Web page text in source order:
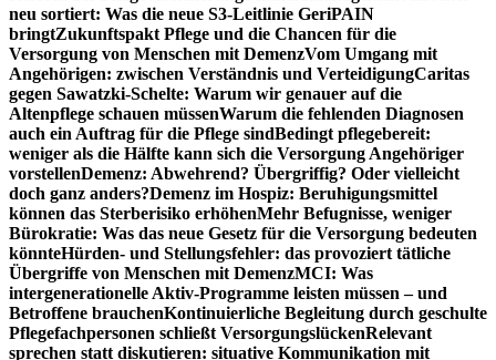
neu sortiert: Was die neue S3-Leitlinie GeriPAIN
bringtZukunftspakt Pflege und die Chancen für die
Versorgung von Menschen mit DemenzVom Umgang mit
Angehörigen: zwischen Verständnis und VerteidigungCaritas
gegen Sawatzki-Schelte: Warum wir genauer auf die
Altenpflege schauen müssenWarum die fehlenden Diagnosen
auch ein Auftrag für die Pflege sindBedingt pflegebereit:
weniger als die Hälfte kann sich die Versorgung Angehöriger
vorstellenDemenz: Abwehrend? Übergriffig? Oder vielleicht
doch ganz anders?Demenz im Hospiz: Beruhigungsmittel
können das Sterberisiko erhöhenMehr Befugnisse, weniger
Bürokratie: Was das neue Gesetz für die Versorgung bedeuten
könnteHürden- und Stellungsfehler: das provoziert tätliche
Übergriffe von Menschen mit DemenzMCI: Was
intergenerationelle Aktiv-Programme leisten müssen – und
Betroffene brauchenKontinuierliche Begleitung durch geschulte
Pflegefachpersonen schließt VersorgungslückenRelevant
sprechen statt diskutieren: situative Kommunikation mit